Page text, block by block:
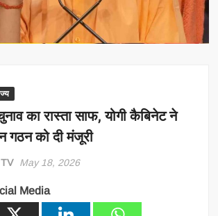
का रास्ता साफ, योगी कैबिनेट ने
गठन को दी मंजूरी
May 18, 2026
Media